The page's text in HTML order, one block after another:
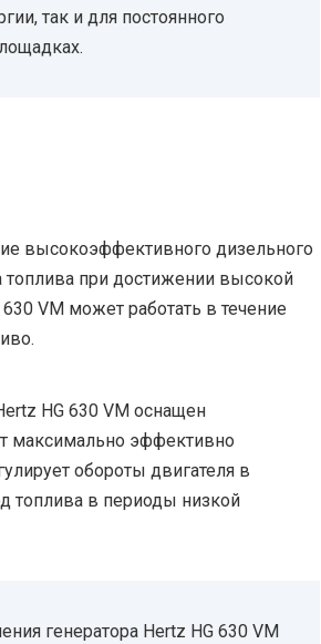
так и для постоянного
высокоэффективного дизельного
топлива при достижении высокой
VM может работать в течение
HG 630 VM оснащен
максимально эффективно
обороты двигателя в
топлива в периоды низкой
генератора Hertz HG 630 VM